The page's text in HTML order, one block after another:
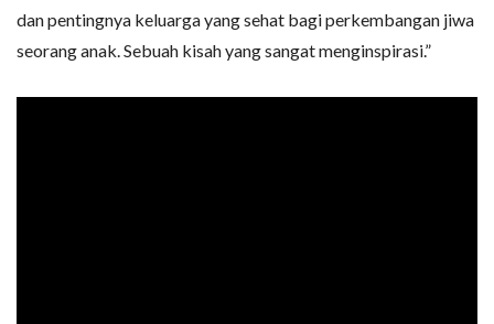
dan pentingnya keluarga yang sehat bagi perkembangan jiwa
seorang anak. Sebuah kisah yang sangat menginspirasi.”